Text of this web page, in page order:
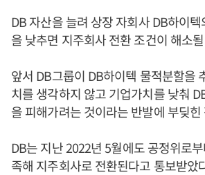
DB 자산을 늘려 상장 자회사 DB하이
을 낮추면 지주회사 전환 조건이 해소
앞서 DB그룹이 DB하이텍 물적분할을
치를 생각하지 않고 기업가치를 낮춰
을 피해가려는 것이라는 반발에 부딪힌
DB는 지난 2022년 5월에도 공정위로
족해 지주회사로 전환된다고 통보받았